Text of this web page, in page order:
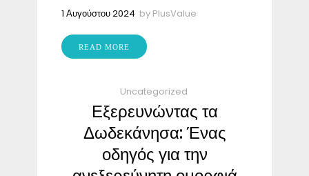
1 Αυγούστου 2024 by PlusValue
READ MORE
Uncategorized
Εξερευνώντας τα
Δωδεκάνησα: Ένας
οδηγός για την